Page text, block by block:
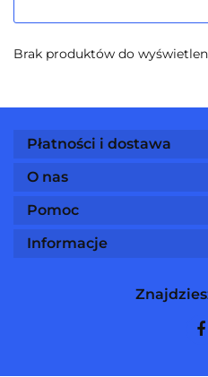
Brak produktów do
Płatności i dostawa
O nas
Pomoc
Informacje